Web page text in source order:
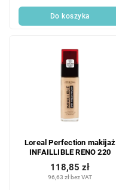
Do koszyka
Loreal Perfection makijaż
INFAILLIBLE RENO 220
96,63 zł bez VAT
118,85 zł